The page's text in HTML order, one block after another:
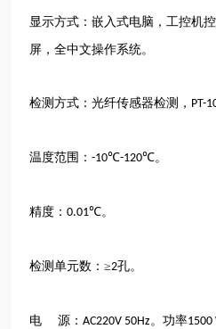
显示方式：嵌入式电脑，工控机
屏，全中文操作系统。
检测方式：光纤传感器检测， PT-
温度范围：-10℃-120℃。
精度：0.01℃。
检测单元数：≥2孔。
电 源：AC220V 50Hz。功率1500